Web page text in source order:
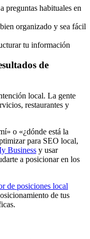
preguntas habituales en
organizado y sea fácil
tu información
de
local. La gente
restaurantes y
o «¿dónde está la
para SEO local,
Business y usar
a posicionar en los
de posiciones local
de tus